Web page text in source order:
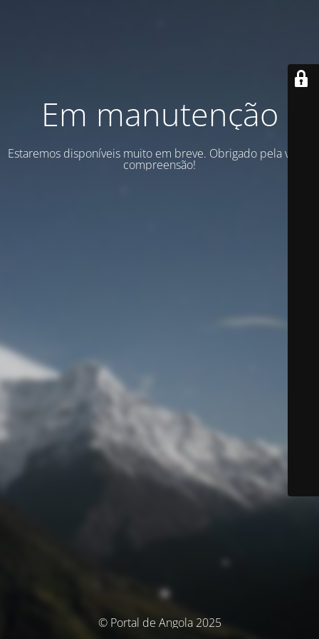
Em manutenção
Estaremos disponíveis muito em breve. Obrigado pela vossa
compreensão!
© Portal de Angola 2025